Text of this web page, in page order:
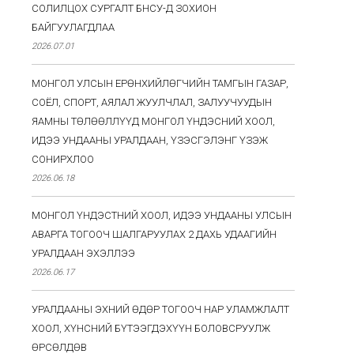
СОЛИЛЦОХ СУРГАЛТ БНСУ-Д ЗОХИОН
БАЙГУУЛАГДЛАА
2026.07.01
МОНГОЛ УЛСЫН ЕРӨНХИЙЛӨГЧИЙН ТАМГЫН ГАЗАР,
СОЁЛ, СПОРТ, АЯЛАЛ ЖУУЛЧЛАЛ, ЗАЛУУЧУУДЫН
ЯАМНЫ ТӨЛӨӨЛЛҮҮД МОНГОЛ ҮНДЭСНИЙ ХООЛ,
ИДЭЭ УНДААНЫ УРАЛДААН, ҮЗЭСГЭЛЭНГ ҮЗЭЖ
СОНИРХЛОО
2026.06.18
МОНГОЛ ҮНДЭСТНИЙ ХООЛ, ИДЭЭ УНДААНЫ УЛСЫН
АВАРГА ТОГООЧ ШАЛГАРУУЛАХ 2 ДАХЬ УДААГИЙН
УРАЛДААН ЭХЭЛЛЭЭ
2026.06.17
УРАЛДААНЫ ЭХНИЙ ӨДӨР ТОГООЧ НАР УЛАМЖЛАЛТ
ХООЛ, ХҮНСНИЙ БҮТЭЭГДЭХҮҮН БОЛОВСРУУЛЖ
ӨРСӨЛДӨВ